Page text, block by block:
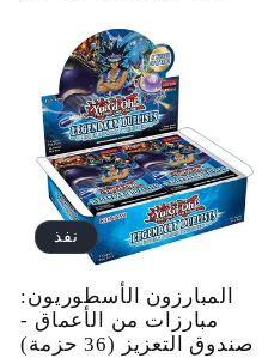
نفذ
المبارزون الأسطوريون:
مبارزات من الأعماق -
صندوق التعزيز (36 حزمة)